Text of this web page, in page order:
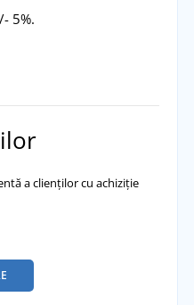
5%.
a clienților cu achiziție